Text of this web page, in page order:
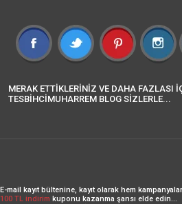
MERAK ETTİKLERİNİZ VE DAHA FAZLASI
TESBİHCİMUHARREM BLOG SİZLERLE...
E-mail kayıt bültenine, kayıt olarak hem
100 TL indirim kuponu kazanma şansı elde edin...